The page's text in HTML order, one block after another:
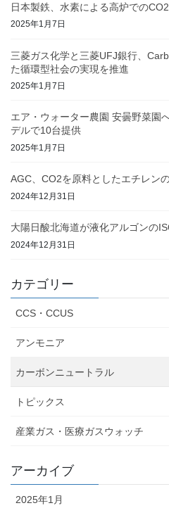
日本製鉄、水素による高炉での
2025年1月7日
三菱ガス化学と三菱UFJ銀行、
た循環型社会の実現を推進
2025年1月7日
エア・ウォーター農園 安曇野菜園
デルで10台提供
2025年1月7日
AGC、CO2を原料としたエチレン
2024年12月31日
大陽日酸北海道が液化アルゴンの
2024年12月31日
カテゴリー
CCS・CCUS
アンモニア
カーボンニュートラル
トピックス
産業ガス・医療ガスウォッチ
アーカイブ
2025年1月